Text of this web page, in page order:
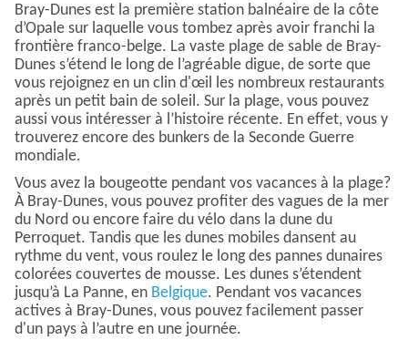
Bray-Dunes est la première station balnéaire de la côte
d’Opale sur laquelle vous tombez après avoir franchi la
frontière franco-belge. La vaste plage de sable de Bray-
Dunes s’étend le long de l’agréable digue, de sorte que
vous rejoignez en un clin d'œil les nombreux restaurants
après un petit bain de soleil. Sur la plage, vous pouvez
aussi vous intéresser à l’histoire récente. En effet, vous y
trouverez encore des bunkers de la Seconde Guerre
mondiale.
Vous avez la bougeotte pendant vos vacances à la plage?
À Bray-Dunes, vous pouvez profiter des vagues de la mer
du Nord ou encore faire du vélo dans la dune du
Perroquet. Tandis que les dunes mobiles dansent au
rythme du vent, vous roulez le long des pannes dunaires
colorées couvertes de mousse. Les dunes s’étendent
jusqu’à La Panne, en Belgique. Pendant vos vacances
actives à Bray-Dunes, vous pouvez facilement passer
d'un pays à l’autre en une journée.